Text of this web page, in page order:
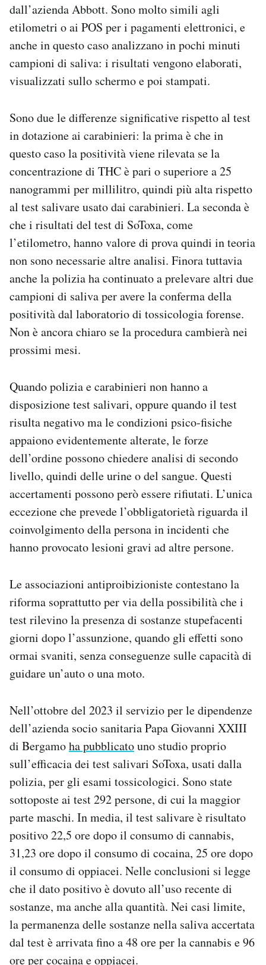
dall’azienda Abbott. Sono molto simili agli
etilometri o ai POS per i pagamenti elettronici, e
anche in questo caso analizzano in pochi minuti
campioni di saliva: i risultati vengono elaborati,
visualizzati sullo schermo e poi stampati.
Sono due le differenze significative rispetto al test
in dotazione ai carabinieri: la prima è che in
questo caso la positività viene rilevata se la
concentrazione di THC è pari o superiore a 25
nanogrammi per millilitro, quindi più alta rispetto
al test salivare usato dai carabinieri. La seconda è
che i risultati del test di SoToxa, come
l’etilometro, hanno valore di prova quindi in teoria
non sono necessarie altre analisi. Finora tuttavia
anche la polizia ha continuato a prelevare altri due
campioni di saliva per avere la conferma della
positività dal laboratorio di tossicologia forense.
Non è ancora chiaro se la procedura cambierà nei
prossimi mesi.
Quando polizia e carabinieri non hanno a
disposizione test salivari, oppure quando il test
risulta negativo ma le condizioni psico-fisiche
appaiono evidentemente alterate, le forze
dell’ordine possono chiedere analisi di secondo
livello, quindi delle urine o del sangue. Questi
accertamenti possono però essere rifiutati. L’unica
eccezione che prevede l’obbligatorietà riguarda il
coinvolgimento della persona in incidenti che
hanno provocato lesioni gravi ad altre persone.
Le associazioni antiproibizioniste contestano la
riforma soprattutto per via della possibilità che i
test rilevino la presenza di sostanze stupefacenti
giorni dopo l’assunzione, quando gli effetti sono
ormai svaniti, senza conseguenze sulle capacità di
guidare un’auto o una moto.
Nell’ottobre del 2023 il servizio per le dipendenze
dell’azienda socio sanitaria Papa Giovanni XXIII
di Bergamoha pubblicatouno studio proprio
sull’efficacia dei test salivari SoToxa, usati dalla
polizia, per gli esami tossicologici. Sono state
sottoposte ai test 292 persone, di cui la maggior
parte maschi. In media, il test salivare è risultato
positivo 22,5 ore dopo il consumo di cannabis,
31,23 ore dopo il consumo di cocaina, 25 ore dopo
il consumo di oppiacei. Nelle conclusioni si legge
che il dato positivo è dovuto all’uso recente di
sostanze, ma anche alla quantità. Nei casi limite,
la permanenza delle sostanze nella saliva accertata
dal test è arrivata fino a 48 ore per la cannabis e 96
ore per cocaina e oppiacei.